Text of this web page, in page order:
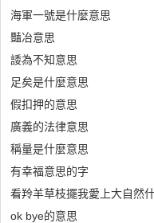
海軍一號是什麼意思
豔冶意思
諉為不知意思
足矣是什麼意思
假扣押的意思
廣義的法律意思
稱量是什麼意思
有幸福意思的字
看羚羊草枝擺我愛上大自然
ok bye的意思